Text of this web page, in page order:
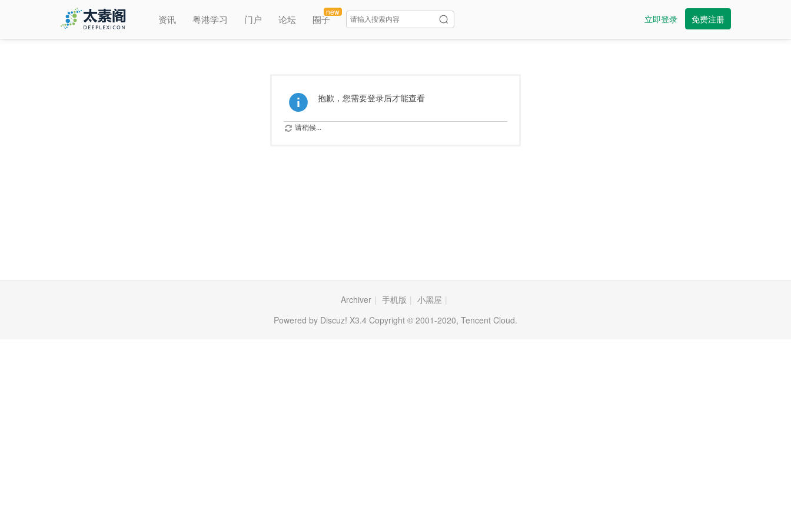
资讯 粤港学习 门户 论坛 圈子
new
立即登录 免费注册
抱歉，您需要登录后才能查看
请稍候...
Archiver | 手机版 | 小黑屋 |
Powered by Discuz! X3.4 Copyright © 2001-2020, Tencent Cloud.